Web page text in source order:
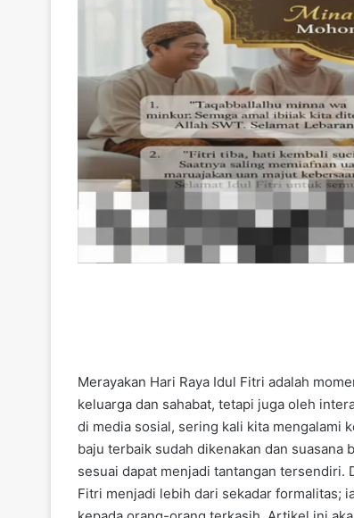
Merayakan Hari Raya Idul Fitri adalah
keluarga dan sahabat, tetapi juga oleh
di media sosial, sering kali kita mengalami
baju terbaik sudah dikenakan dan suasana
sesuai dapat menjadi tantangan tersendiri.
Fitri menjadi lebih dari sekadar formalitas;